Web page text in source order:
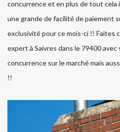
concurrence et en plus de tout cela
une grande de facilité de paiement
exclusivité pour ce mois-ci !! Faites
expert à Saivres dans le 79400
concurrence sur le marché mais
!!